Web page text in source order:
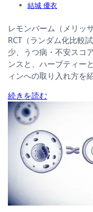
結城 優衣
レモンバーム（メリッ
RCT（ランダム化比較
少、うつ病・不安スコ
ンスと、ハーブティー
ィンへの取り入れ方を
続きを読む